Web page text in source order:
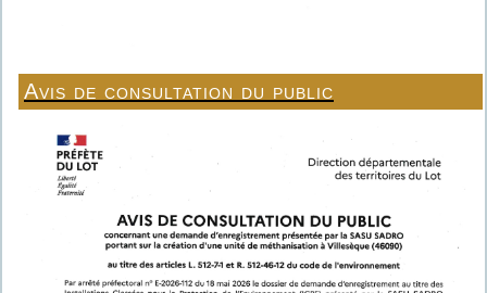
Avis de consultation du public